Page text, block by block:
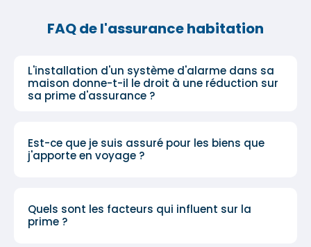
FAQ de l'assurance habitation
L'installation d'un système d'alarme dans sa
maison donne-t-il le droit à une réduction sur
sa prime d'assurance ?
Est-ce que je suis assuré pour les biens que
j'apporte en voyage ?
Quels sont les facteurs qui influent sur la
prime ?